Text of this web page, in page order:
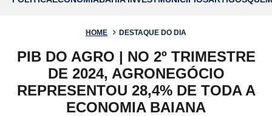
HOME DESTAQUE DO DIA
PIB DO AGRO | NO 2º TRIMESTRE
DE 2024, AGRONEGÓCIO
REPRESENTOU 28,4% DE TODA A
ECONOMIA BAIANA